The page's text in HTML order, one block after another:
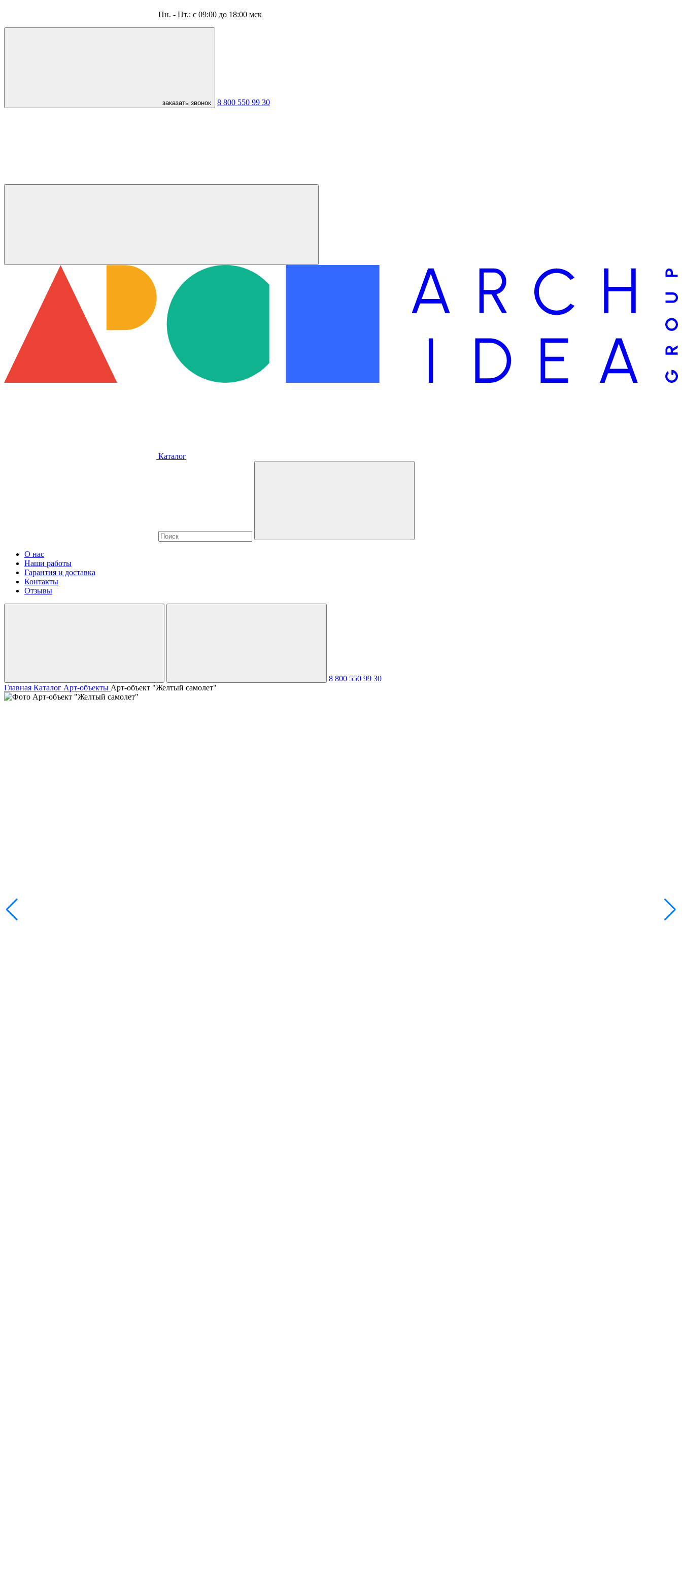
Пн. - Пт.: с 09:00 до 18:00 мск
заказать звонок 8 800 550 99 30
Каталог
О нас
Наши работы
Гарантия и доставка
Контакты
Отзывы
8 800 550 99 30
Главная Каталог Арт-объекты Арт-объект "Желтый самолет"